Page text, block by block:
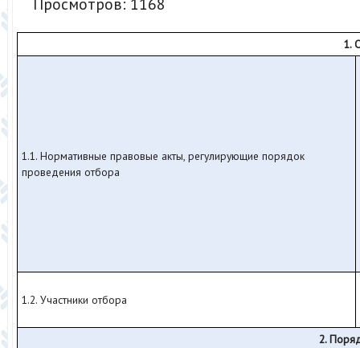
1.
1.1. Нормативные правовые акты, регулирующие порядок
проведения отбора
1.2. Участники отбора
2.